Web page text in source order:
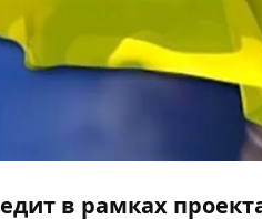
в рамках